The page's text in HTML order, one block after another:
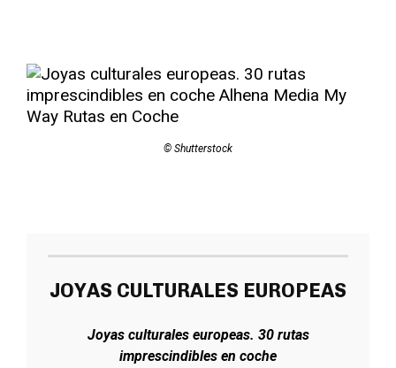
© Shutterstock
JOYAS CULTURALES EUROPEAS
Joyas culturales europeas. 30 rutas
imprescindibles en coche